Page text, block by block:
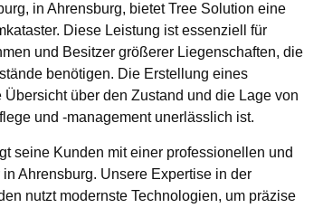
in Ahrensburg, bietet Tree Solution eine
Diese Leistung ist essenziell für
und Besitzer größerer Liegenschaften, die
benötigen. Die Erstellung eines
über den Zustand und die Lage von
und -management unerlässlich ist.
seine Kunden mit einer professionellen und
Ahrensburg. Unsere Expertise in der
nutzt modernste Technologien, um präzise